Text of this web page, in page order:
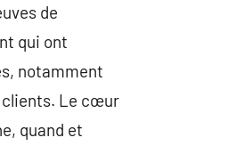
de
qui ont
notamment
clients. Le cœur
quand et